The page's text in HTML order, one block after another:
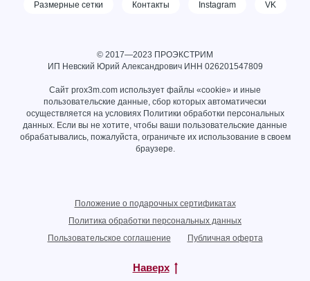
Размерные сетки Контакты Instagram VK
© 2017—2023 ПРОЭКСТРИМ
ИП Невский Юрий Александрович ИНН 026201547809
Сайт prox3m.com использует файлы «cookie» и иные
пользовательские данные, сбор которых автоматически
осуществляется на условиях Политики обработки персональных
данных. Если вы не хотите, чтобы ваши пользовательские данные
обрабатывались, пожалуйста, ограничьте их использование в своем
браузере.
Положение о подарочных сертификатах
Политика обработки персональных данных
Пользовательское соглашение
Публичная оферта
Наверх